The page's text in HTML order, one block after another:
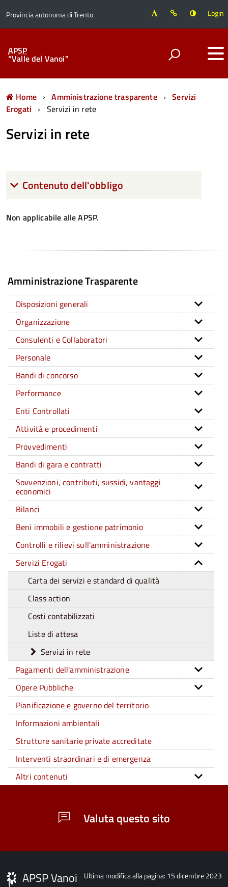
Provincia autonoma di Trento Login
APSP
“Valle del Vanoi”
Home Amministrazione trasparente
Servizi
Erogati
Servizi in rete
Servizi in rete
Contenuto dell'obbligo
Non applicabile alle APSP.
Amministrazione Trasparente
Disposizioni generali
Organizzazione
Consulenti e Collaboratori
Personale
Bandi di concorso
Performance
Enti Controllati
Attività e procedimenti
Provvedimenti
Bandi di gara e contratti
Sovvenzioni, contributi, sussidi, vantaggi
economici
Bilanci
Beni immobili e gestione patrimonio
Controlli e rilievi sull'amministrazione
Servizi Erogati
Carta dei servizi e standard di qualità
Class action
Costi contabilizzati
Liste di attesa
Servizi in rete
Pagamenti dell'amministrazione
Opere Pubbliche
Pianificazione e governo del territorio
Informazioni ambientali
Strutture sanitarie private accreditate
Interventi straordinari e di emergenza
Altri contenuti
Valuta questo sito
Ultima modifica alla pagina: 15 dicembre 2023
APSP Vanoi